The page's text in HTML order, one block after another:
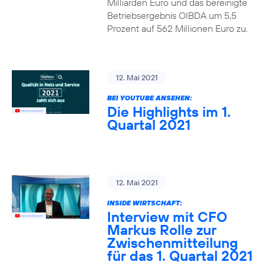
Milliarden Euro und das bereinigte
Betriebsergebnis OIBDA um 5,5
Prozent auf 562 Millionen Euro zu.
12. Mai 2021
BEI YOUTUBE ANSEHEN:
Die Highlights im 1.
Quartal 2021
12. Mai 2021
INSIDE WIRTSCHAFT:
Interview mit CFO
Markus Rolle zur
Zwischenmitteilung
für das 1. Quartal 2021